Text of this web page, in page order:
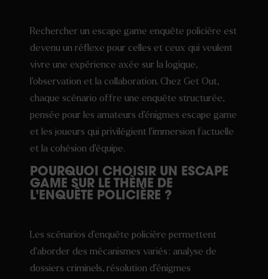
Rechercher un escape game enquête policière est
devenu un réflexe pour celles et ceux qui veulent
vivre une expérience axée sur la logique,
l’observation et la collaboration. Chez Get Out,
chaque scénario offre une enquête structurée,
pensée pour les amateurs d’énigmes escape game
et les joueurs qui privilégient l’immersion factuelle
et la cohésion d’équipe.
POURQUOI CHOISIR UN ESCAPE
GAME SUR LE THÈME DE
L’ENQUÊTE POLICIÈRE ?
Les scénarios d’enquête policière permettent
d’aborder des mécanismes variés : analyse de
dossiers criminels, résolution d’énigmes